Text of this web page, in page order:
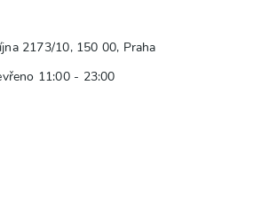
2173/10, 150 00, Praha
11:00 - 23:00